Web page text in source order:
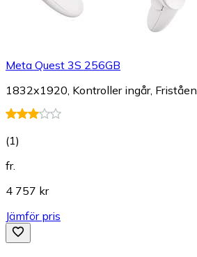
Meta Quest 3S 256GB
1832x1920, Kontroller ingår,
(1)
fr.
4 757 kr
Jämför pris